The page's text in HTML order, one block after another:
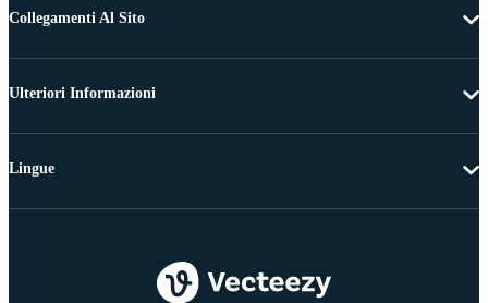
Collegamenti Al Sito
Ulteriori Informazioni
Lingue